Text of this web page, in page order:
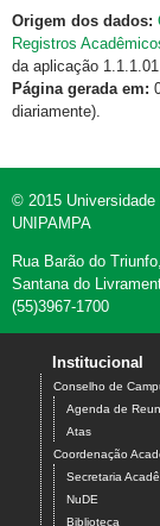
Origem dos dados:
Registros
da aplicação
Página gerada em:
diariamente).
© 2015 Universidade
UNIPAMPA
Rua Barão do
Santana do
(55)3967-1700
Institucional
Conselho de
Agenda de
Atas
Coordenação
Secretaria
NuDE
Biblioteca